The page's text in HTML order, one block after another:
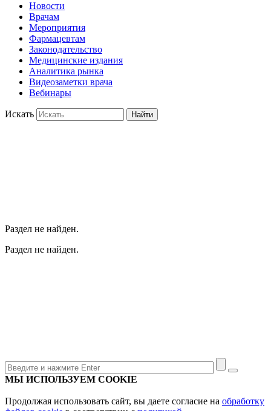
Новости
Врачам
Мероприятия
Фармацевтам
Законодательство
Медицинские издания
Аналитика рынка
Видеозаметки врача
Вебинары
Искать Найти
Раздел не найден.
Раздел не найден.
МЫ ИСПОЛЬЗУЕМ COOKIE
Продолжая использовать сайт, вы даете согласие на обработку